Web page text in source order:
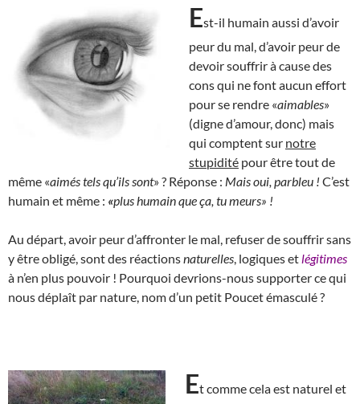
Est-il humain aussi d’avoir
peur du mal, d’avoir peur de
devoir souffrir à cause des
cons qui ne font aucun effort
pour se rendre «aimables»
(digne d’amour, donc) mais
qui comptent sur notre
stupidité pour être tout de
même «aimés tels qu’ils sont» ? Réponse : Mais oui, parbleu ! C’est
humain et même : «plus humain que ça, tu meurs» !
Au départ, avoir peur d’affronter le mal, refuser de souffrir sans
y être obligé, sont des réactionsnaturelles , logiques et légitimes
à n’en plus pouvoir ! Pourquoi devrions-nous supporter ce qui
nous déplaît par nature, nom d’un petit Poucet émasculé ?
Et comme cela est naturel et